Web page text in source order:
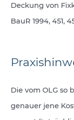
Deckung von
BauR 1994, 451,
Die vom OLG so
genauer jene